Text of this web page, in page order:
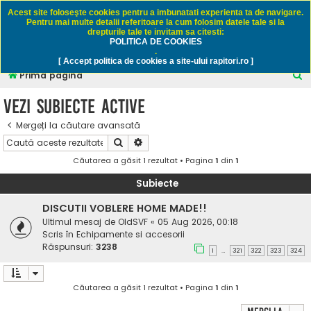
Rapitori.ro - Pescuit sportiv
Prima pagină
C
Vezi subiecte active
Mergeți la căutare avansată
Căutare
Căutarea a găsit 1 rezultat • Pagina 1 din 1
Subiecte
DISCUTII VOBLERE HOME MADE!!
Ultimul mesaj de OldSVF « 05 Aug 2026, 00:18
Scris în Echipamente si accesorii
Răspunsuri: 3238 1 … 321 322 323 324
Căutarea a găsit 1 rezultat • Pagina 1 din 1
Acest site foloseşte cookies pentru a imbunatati experienta ta de navigare.
Pentru mai multe detalii referitoare la cum folosim datele tale si la
drepturile tale te invitam sa citesti:
POLITICA DE COOKIES
.
[ Accept politica de cookies a site-ului rapitori.ro ]